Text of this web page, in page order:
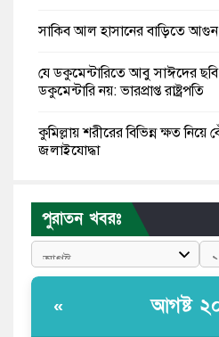
সাকিব আল হাসানের বাড়িতে
যে ডকুমেন্টারিতে আবু সাঈদের
ডকুমেন্টারি নয়: ভারপ্রাপ্ত রাষ্ট্রপতি
কুমিল্লায় শরীরের বিভিন্ন ক্ষত
জুলাইযোদ্ধা
পাটওয়ারী
শেখ হাসিনাকে আর রাখতে চাচ্ছে
জুলাই কোনো শ্রেণি বা গোষ্ঠীর নয়,
ইউনূস
পুরাতন খবরঃ
« আগষ্ট